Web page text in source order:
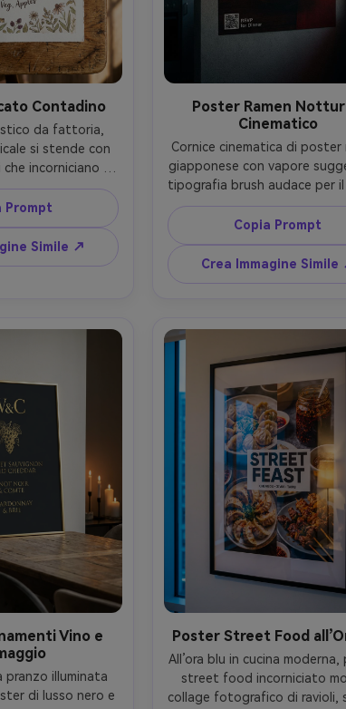
Contadino
da fattoria,
si stende con
incorniciano la
stagionali e
di pomodori
calligrafia, bordi
luce naturale
Mark IV, 50mm,
Prompt
Simile ↗
Poster Ramen
Cinematico
Cornice cinematica di poster
giapponese con vapore
tipografia brush audace per
piccoli elementi QR RSVP in
come invito a cena, rosso e
intensi, grana sottile,
come mockup su parete
luce di bordo e bagliore
Copia Prompt
Crea Immagine Simile
Vino e
pranzo illuminata
di lusso nero e
Poster Street Food
All’ora blu in cucina
street food incorniciato
collage fotografico di ravioli,